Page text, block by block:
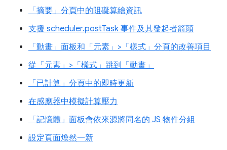
「摘要」分頁中的阻礙算繪資訊
支援 scheduler.postTask 事件及其發起者箭頭
「動畫」面板和「元素」>「樣式」分頁的改善項目
從「元素」>「樣式」跳到「動畫」
「已計算」分頁中的即時更新
在感應器中模擬計算壓力
「記憶體」面板會依來源將同名的 JS 物件分組
設定頁面煥然一新